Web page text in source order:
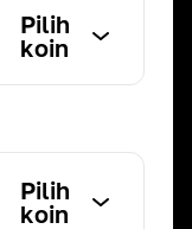
Pilih
koin
Pilih
koin